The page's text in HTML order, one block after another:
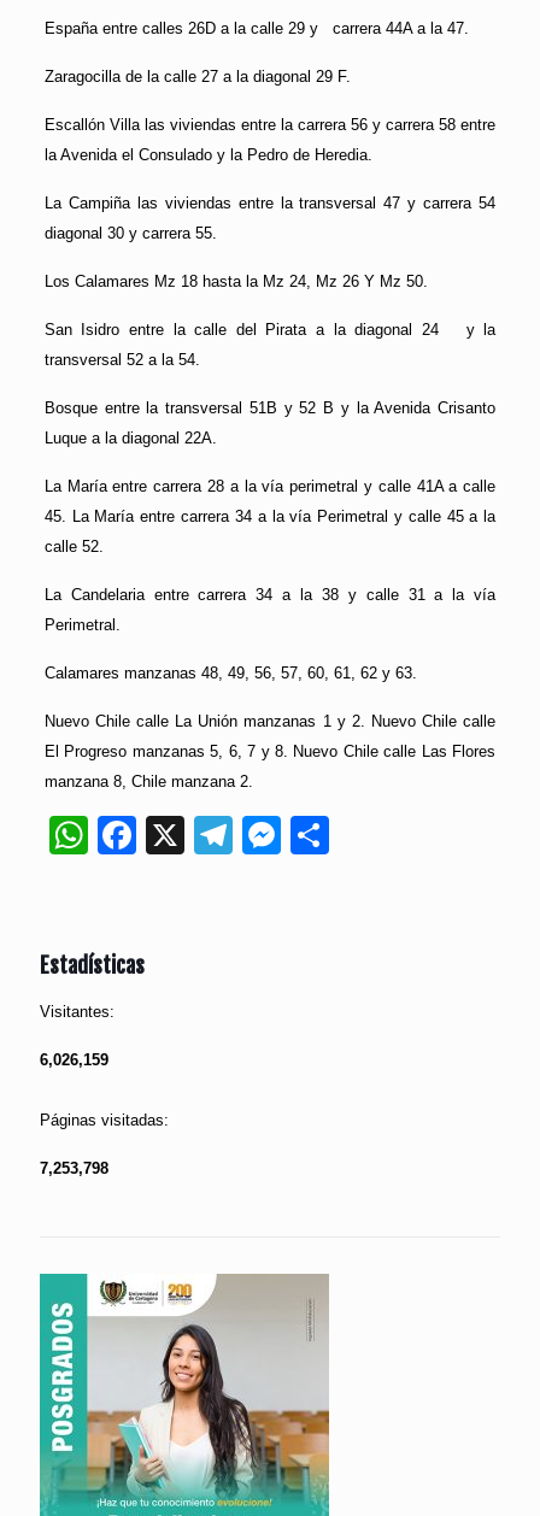
España entre calles 26D a la calle 29 y carrera 44A a la 47.
Zaragocilla de la calle 27 a la diagonal 29 F.
Escallón Villa las viviendas entre la carrera 56 y carrera 58 entre
la Avenida el Consulado y la Pedro de Heredia.
La Campiña las viviendas entre la transversal 47 y carrera 54
diagonal 30 y carrera 55.
Los Calamares Mz 18 hasta la Mz 24, Mz 26 Y Mz 50.
San Isidro entre la calle del Pirata a la diagonal 24 y la
transversal 52 a la 54.
Bosque entre la transversal 51B y 52 B y la Avenida Crisanto
Luque a la diagonal 22A.
La María entre carrera 28 a la vía perimetral y calle 41A a calle
45. La María entre carrera 34 a la vía Perimetral y calle 45 a la
calle 52.
La Candelaria entre carrera 34 a la 38 y calle 31 a la vía
Perimetral.
Calamares manzanas 48, 49, 56, 57, 60, 61, 62 y 63.
Nuevo Chile calle La Unión manzanas 1 y 2. Nuevo Chile calle
El Progreso manzanas 5, 6, 7 y 8. Nuevo Chile calle Las Flores
manzana 8, Chile manzana 2.
WhatsApp
Facebook
X Telegram
Messenger
Estadísticas
Visitantes:
6,026,159
Páginas visitadas:
7,253,798